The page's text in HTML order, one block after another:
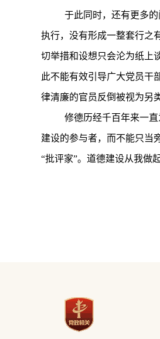
于此同时，还有更多
执行，没有形成一整套行之
切举措和设想只会沦为纸上
此不能有效引导广大党员干
律清廉的官员反倒被视为另
修德历经千百年来一
建设的参与者，而不能只当
“批评家”。道德建设从我做